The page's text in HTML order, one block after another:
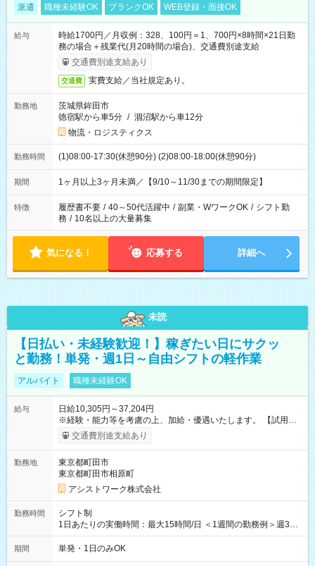
派遣 職種未経験OK ブランクOK WEB登録・面接OK
給与
時給1700円／月収例：328、100円＝1、700円×8時間×21日勤
務の場合＋残業代(月20時間の場合)、交通費別途支給
交通費別途支給あり
交通費 実費支給／当社規定あり。
勤務地
茨城県鉾田市
徳宿駅から車5分 / 涸沼駅から車12分
物流・ロジスティクス
勤務時間 (1)08:00-17:30(休憩90分) (2)08:00-18:00(休憩90分)
期間 1ヶ月以上3ヶ月未満／【9/10～11/30までの期間限定】
特徴 履歴書不要 / 40～50代活躍中 / 副業・WワークOK / シフト勤
務 / 10名以上の大量募集
気になる！ 応募する 詳細へ
未読
【日払い・未経験歓迎！】稼ぎたい日にサクッ
と勤務！単発・週1日～自由シフトの軽作業
アルバイト 職種未経験OK
給与
日給10,305円～37,204円
※経験・能力等を考慮の上、加給・優遇いたします。 【試用期
間】試用期間なし
交通費別途支給あり
勤務地
東京都町田市
東京都町田市相原町
アシストワーク株式会社
勤務時間
シフト制
1日あたりの実働時間：最大15時間/日 ＜1週間の勤務例＞週3回
勤務 勤務：月・水・金 休み：火・木・土・日 好きな時にお仕事
可能です！ ※1日あたりの最大実働時間は日勤、夜勤共に勤務し
期間 単発・1日のみOK